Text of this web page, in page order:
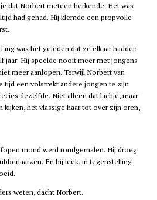
dat Norbert meteen herkende. Het was
had gehad. Hij klemde een propvolle
was het geleden dat ze elkaar hadden
jaar. Hij speelde nooit meer met jongens
meer aanlopen. Terwijl Norbert van
tijd een volstrekt andere jongen te zijn
dezelfde. Niet alleen dat lachje, maar
kijken, het vlassige haar tot over zijn oren,
mond werd rondgemalen. Hij droeg
En hij leek, in tegenstelling
weten, dacht Norbert.